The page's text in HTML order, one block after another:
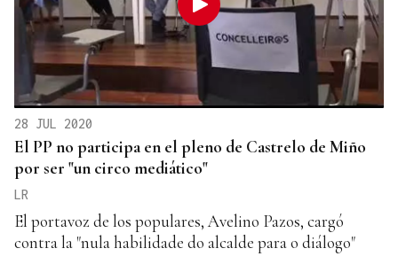
28 JUL 2020
El PP no participa en el pleno de Castrelo de Miño
por ser "un circo mediático"
LR
El portavoz de los populares, Avelino Pazos, cargó
contra la "nula habilidade do alcalde para o diálogo"